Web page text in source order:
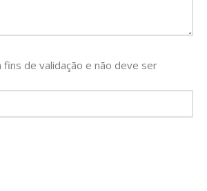
fins de validação e não deve ser